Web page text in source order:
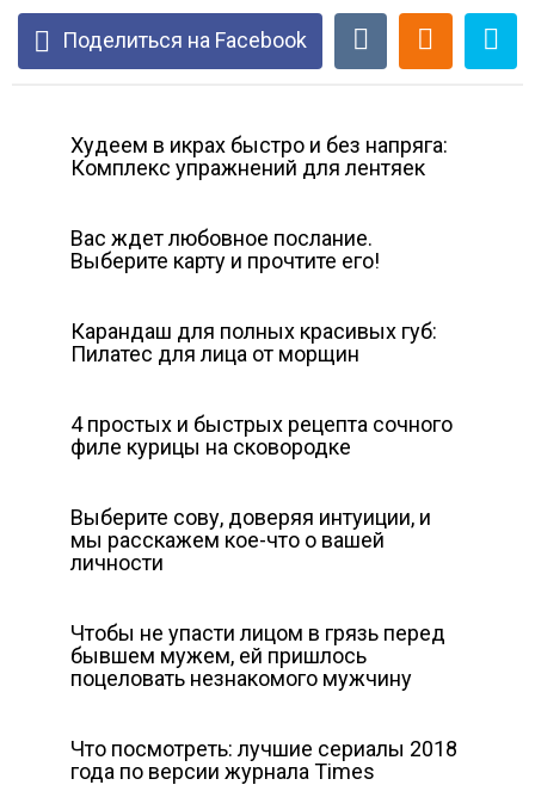
Поделиться на Facebook
Худеем в икрах быстро и без напряга:
Комплекс упражнений для лентяек
Вас ждет любовное послание.
Выберите карту и прочтите его!
Карандаш для полных красивых губ:
Пилатес для лица от морщин
4 простых и быстрых рецепта сочного
филе курицы на сковородке
Выберите сову, доверяя интуиции, и
мы расскажем кое-что о вашей
личности
Чтобы не упасти лицом в грязь перед
бывшем мужем, ей пришлось
поцеловать незнакомого мужчину
Что посмотреть: лучшие сериалы 2018
года по версии журнала Times